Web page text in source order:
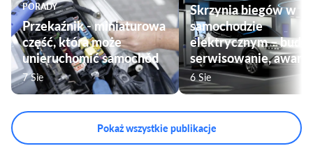
PORADY
Przekaźnik - miniaturowa
część, która może
unieruchomić samochód
7 Sie
Skrzynia biegów w
samochodzie
elektrycznym –
serwisowanie, awarie
6 Sie
Pokaż wszystkie publikacje